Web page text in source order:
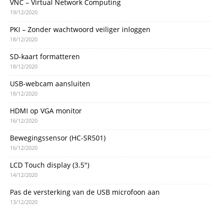
VNC – Virtual Network Computing
19/12/2020
PKI – Zonder wachtwoord veiliger inloggen
18/12/2020
SD-kaart formatteren
18/12/2020
USB-webcam aansluiten
18/12/2020
HDMI op VGA monitor
16/12/2020
Bewegingssensor (HC-SR501)
16/12/2020
LCD Touch display (3.5″)
14/12/2020
Pas de versterking van de USB microfoon aan
13/12/2020